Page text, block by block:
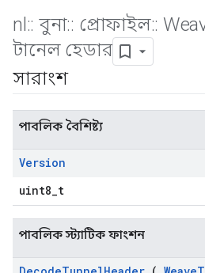
nl :: বুনা:: প্রোফাইল::
টানেল হেডার
সারাংশ
পাবলিক বৈশিষ্ট্য
Version
uint8_t
পাবলিক স্ট্যাটিক ফাংশন